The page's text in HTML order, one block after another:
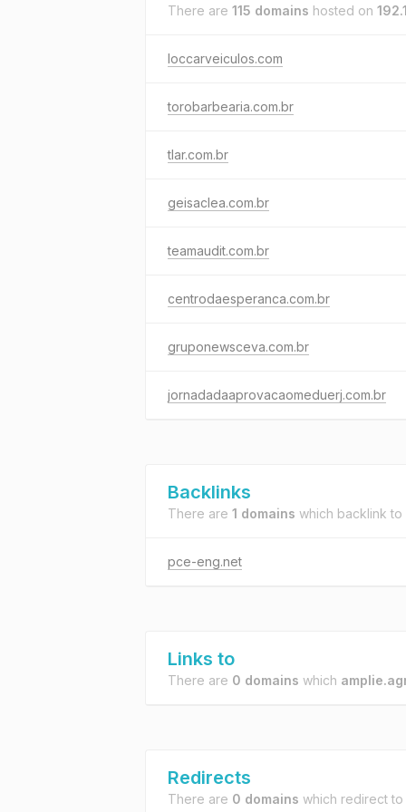
There are 115 domains hosted on
loccarveiculos.com
torobarbearia.com.br
tlar.com.br
geisaclea.com.br
teamaudit.com.br
centrodaesperanca.com.br
gruponewsceva.com.br
jornadadaaprovacaomeduerj.com.br
Backlinks
There are 1 domains which backlink to
pce-eng.net
Links to
There are 0 domains which
Redirects
There are 0 domains which redirect to